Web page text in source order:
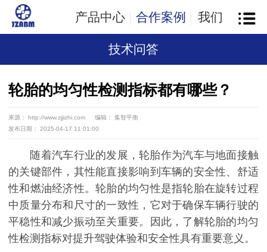
产品中心 合作案例 我们
技术问答
轮胎的均匀性检测指标都有哪些？
来源： http://www.zjjizhi.com
编辑： 集智平衡
发布日期： 2025-04-17 11:01:00
随着汽车行业的发展，轮胎作为汽车与地面接触
的关键部件，其性能直接影响到车辆的安全性、舒适
性和燃油经济性。轮胎的均匀性是指轮胎在旋转过程
中质量分布和尺寸的一致性，它对于确保车辆行驶的
平稳性和减少振动至关重要。因此，了解轮胎的均匀
性检测指标对提升驾驶体验和安全性具有重要意义。